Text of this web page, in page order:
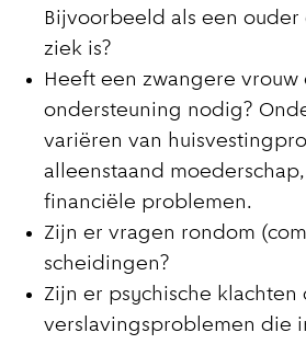
Bijvoorbeeld als een
ziek is?
Heeft een zwangere vrouw
ondersteuning nodig?
variëren van
alleenstaand
financiële problemen.
Zijn er vragen rondom
scheidingen?
Zijn er psychische klachten
verslavingsproblemen die